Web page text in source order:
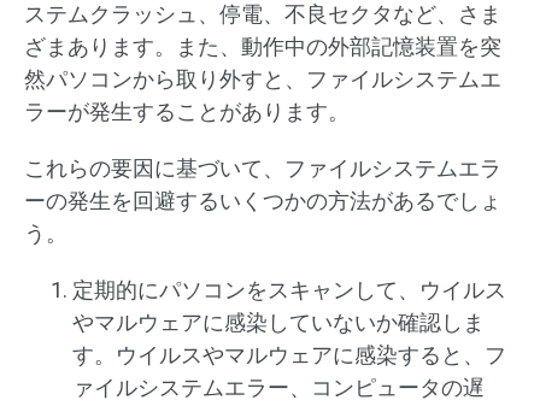
ステムクラッシュ、停電、不良セクタなど、さま
ざまあります。また、動作中の外部記憶装置を突
然パソコンから取り外すと、ファイルシステムエ
ラーが発生することがあります。
これらの要因に基づいて、ファイルシステムエラ
ーの発生を回避するいくつかの方法があるでしょ
う。
定期的にパソコンをスキャンして、ウイルス
やマルウェアに感染していないか確認しま
す。ウイルスやマルウェアに感染すると、フ
ァイルシステムエラー、コンピュータの遅